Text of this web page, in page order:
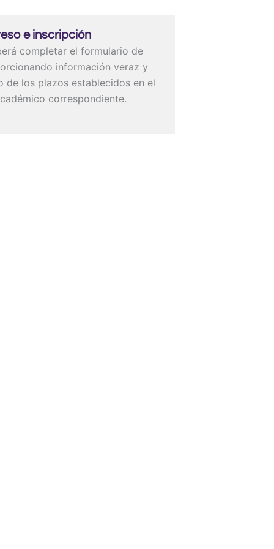
e inscripción
completar el formulario de
información veraz y
de los plazos establecidos en el
correspondiente.